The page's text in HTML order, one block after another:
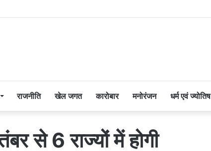
राजनीति खेल जगत कारोबार मनोरंजन धर्म एवं ज्योतिष
से 6 राज्यों में होगी